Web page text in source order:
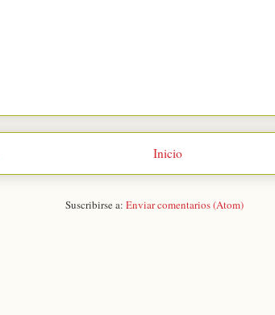
Inicio
Suscribirse a: Enviar comentarios (Atom)